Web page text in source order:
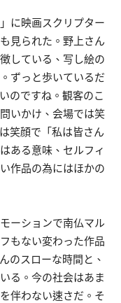
に映画スクリプター
見られた。野上さん
している、写し絵の
ずっと歩いているだ
のですね。観客のこ
いかけ、会場では笑
笑顔で「私は皆さん
ある意味、セルフィ
作品の為にはほかの
ーションで南仏マル
もない変わった作品
のスローな時間と、
る。今の社会はあま
伴わない速さだ。そ